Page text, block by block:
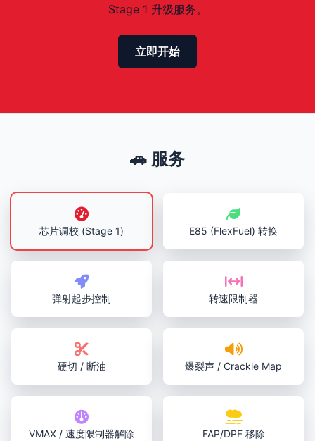
Stage 1 升级服务。
立即开始
🚗 服务
芯片调校 (Stage 1) E85 (FlexFuel) 转换
弹射起步控制 转速限制器
硬切 / 断油 爆裂声 / Crackle Map
VMAX / 速度限制器解除 FAP/DPF 移除